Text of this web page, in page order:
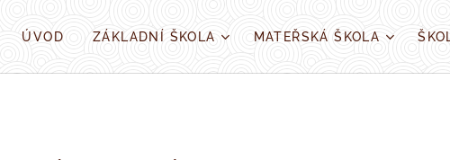
ÚVOD ZÁKLADNÍ ŠKOLA MATEŘSKÁ ŠKOLA